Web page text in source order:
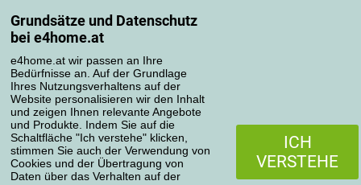
Grundsätze und Datenschutz
bei e4home.at
e4home.at wir passen an Ihre
Bedürfnisse an. Auf der Grundlage
Ihres Nutzungsverhaltens auf der
Website personalisieren wir den Inhalt
und zeigen Ihnen relevante Angebote
und Produkte. Indem Sie auf die
Schaltfläche "Ich verstehe" klicken,
stimmen Sie auch der Verwendung von
Cookies und der Übertragung von
Daten über das Verhalten auf der
ICH
VERSTEHE
Einfach mehr wissen
Richtlinien zur Verarbeitung von Bewertungen
Transportarten
Zahlungsmethoden